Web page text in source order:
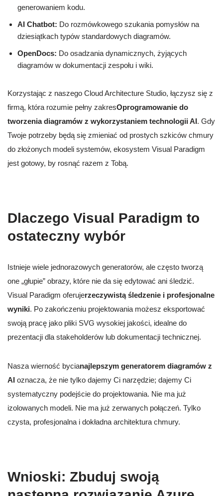
generowaniem kodu.
AI Chatbot: Do rozmówkowego szukania pomysłów na
dziesiątkach typów standardowych diagramów.
OpenDocs: Do osadzania dynamicznych, żyjących
diagramów w dokumentacji zespołu i wiki.
Korzystając z naszego Cloud Architecture Studio, łączysz się z
firmą, która rozumie pełny zakresOprogramowanie do
tworzenia diagramów z wykorzystaniem technologii AI. Gdy
Twoje potrzeby będą się zmieniać od prostych szkiców chmury
do złożonych modeli systemów, ekosystem Visual Paradigm
jest gotowy, by rosnąć razem z Tobą.
Dlaczego Visual Paradigm to
ostateczny wybór
Istnieje wiele jednorazowych generatorów, ale często tworzą
one „głupie” obrazy, które nie da się edytować ani śledzić.
Visual Paradigm oferujerzeczywistą śledzenie i profesjonalne
wyniki. Po zakończeniu projektowania możesz eksportować
swoją pracę jako pliki SVG wysokiej jakości, idealne do
prezentacji dla stakeholderów lub dokumentacji technicznej.
Nasza wierność bycianajlepszym generatorem diagramów z
AI oznacza, że nie tylko dajemy Ci narzędzie; dajemy Ci
systematyczny podejście do projektowania. Nie ma już
izolowanych modeli. Nie ma już zerwanych połączeń. Tylko
czysta, profesjonalna i dokładna architektura chmury.
Wnioski: Zbuduj swoją